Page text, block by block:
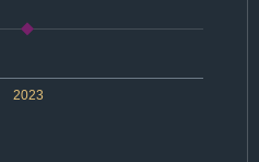
2023